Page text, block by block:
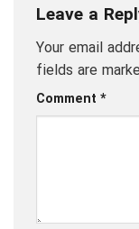
Leave a
Your email
fields are
Comment *